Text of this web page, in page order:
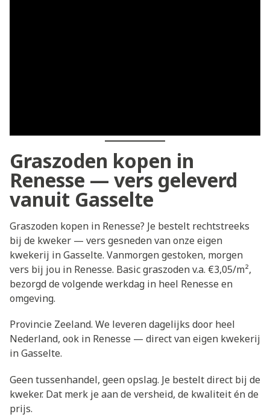
Graszoden kopen in
Renesse — vers geleverd
vanuit Gasselte
Graszoden kopen in Renesse? Je bestelt rechtstreeks
bij de kweker — vers gesneden van onze eigen
kwekerij in Gasselte. Vanmorgen gestoken, morgen
vers bij jou in Renesse. Basic graszoden v.a. €3,05/m²,
bezorgd de volgende werkdag in heel Renesse en
omgeving.
Provincie Zeeland. We leveren dagelijks door heel
Nederland, ook in Renesse — direct van eigen kwekerij
in Gasselte.
Geen tussenhandel, geen opslag. Je bestelt direct bij de
kweker. Dat merk je aan de versheid, de kwaliteit én de
prijs.